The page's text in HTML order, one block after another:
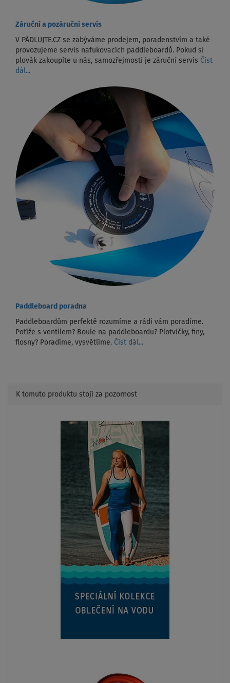
Záruční a pozáruční servis
V PÁDLUJTE.CZ se zabýváme prodejem, poradenstvím a také
provozujeme servis nafukovacích paddleboardů. Pokud si
plovák zakoupíte u nás, samozřejmostí je záruční servis Číst
dál...
Paddleboard poradna
Paddleboardům perfektě rozumíme a rádi vám poradíme.
Potíže s ventilem? Boule na paddleboardu? Plotvičky, finy,
flosny? Poradíme, vysvětlíme. Číst dál...
K tomuto produktu stojí za pozornost